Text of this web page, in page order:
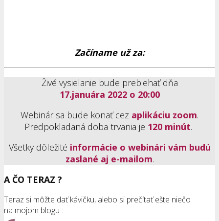
Začíname už za:
Živé vysielanie bude prebiehať dňa
17.januára 2022 o 20:00
Webinár sa bude konať cez aplikáciu zoom.
Predpokladaná doba trvania je 120 minút.
Všetky dôležité informácie o webinári vám budú
zaslané aj e-mailom.
A ČO TERAZ ?
Teraz si môžte dať kávičku, alebo si prečítať ešte niečo
na mojom blogu :